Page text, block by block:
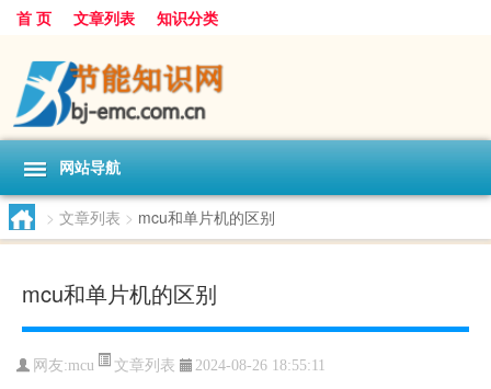
首 页 文章列表 知识分类
网站导航
> 文章列表 > mcu和单片机的区别
mcu和单片机的区别
网友:mcu 文章列表 2024-08-26 18:55:11